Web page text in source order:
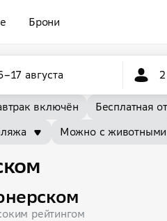
Брони
августа
включён Бесплатная
Можно с животными
рейтингом